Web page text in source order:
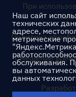
При
Политика
Смещение
Наш сайт
технических
адресе,
метрические
обслуживания.
вы
данных